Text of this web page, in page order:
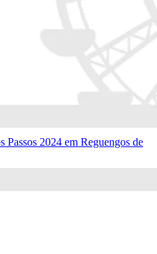
Passos 2024 em Reguengos de